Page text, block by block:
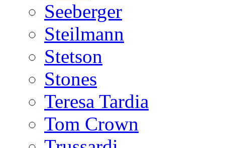
Seeberger
Steilmann
Stetson
Stones
Teresa Tardia
Tom Crown